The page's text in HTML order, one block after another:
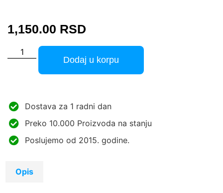
1,150.00 RSD
Dodaj u korpu
Dostava za 1 radni dan
Preko 10.000 Proizvoda na stanju
Poslujemo od 2015. godine.
Opis